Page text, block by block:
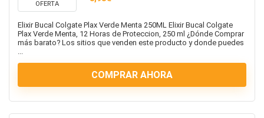
OFERTA
Elixir Bucal Colgate Plax Verde Menta 250ML Elixir Bucal Colgate
Plax Verde Menta, 12 Horas de Proteccion, 250 ml ¿Dónde Comprar
más barato? Los sitios que venden este producto y donde puedes
...
COMPRAR AHORA